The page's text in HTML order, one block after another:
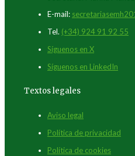
E-mail:
Tel. (+34) 924 91 92 55
Síguenos en X
Síguenos en LinkedIn
Textos legales
Aviso legal
Política de privacidad
Política de cookies